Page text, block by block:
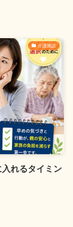
介護施設
れるタイミン